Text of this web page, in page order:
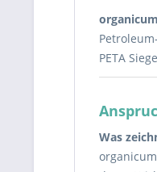
PETA
Was